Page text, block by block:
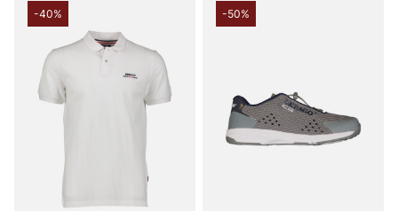
-40% -50%